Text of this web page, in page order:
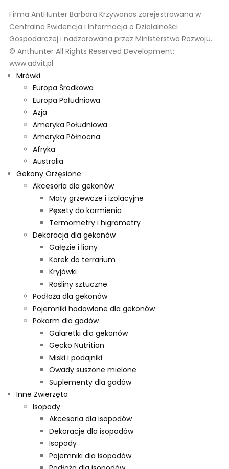
Firma AntHunter Barbara Krzywonos zarejestrowana w
Centralna Ewidencja i Informacja o Działalności
Gospodarczej i nadzorowana przez Ministerstwo Rozwoju.
© Anthunter All Rights Reserved Development:
www.advit.pl
Mrówki
Europa Środkowa
Europa Południowa
Azja
Ameryka Południowa
Ameryka Północna
Afryka
Australia
Gekony Orzęsione
Akcesoria dla gekonów
Maty grzewcze i izolacyjne
Pęsety do karmienia
Termometry i higrometry
Dekoracja dla gekonów
Gałęzie i liany
Korek do terrarium
Kryjówki
Rośliny sztuczne
Podłoża dla gekonów
Pojemniki hodowlane dla gekonów
Pokarm dla gadów
Galaretki dla gekonów
Gecko Nutrition
Miski i podajniki
Owady suszone mielone
Suplementy dla gadów
Inne Zwierzęta
Isopody
Akcesoria dla isopodów
Dekoracje dla isopodów
Isopody
Pojemniki dla isopodów